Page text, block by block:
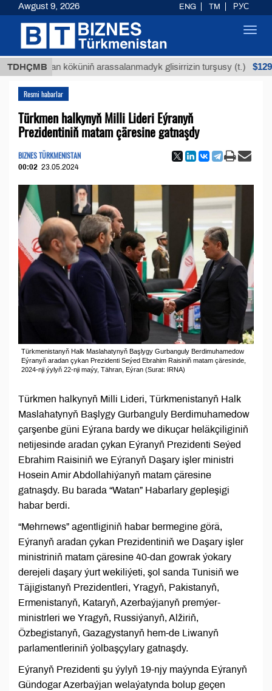
TDHÇMB
Buýan köküniň arassalanmadyk glisirrizin turşusy (t.) $12935,18
Resmi habarlar
Türkmen halkynyň Milli Lideri Eýranyň
Prezidentiniň matam çäresine gatnaşdy
BIZNES TÜRKMENISTAN
00:02 23.05.2024
Türkmenistanyň Halk Maslahatynyň Başlygy Gurbanguly Berdimuhamedow
Eýranyň aradan çykan Prezidenti Seýed Ebrahim Raisiniň matam çäresinde,
2024-nji ýylyň 22-nji maýy, Tähran, Eýran (Surat: IRNA)
Türkmen halkynyň Milli Lideri, Türkmenistanyň Halk
Maslahatynyň Başlygy Gurbanguly Berdimuhamedow
çarşenbe güni Eýrana bardy we dikuçar heläkçiliginiň
netijesinde aradan çykan Eýranyň Prezidenti Seýed
Ebrahim Raisiniň we Eýranyň Daşary işler ministri
Hosein Amir Abdollahiýanyň matam çäresine
gatnaşdy. Bu barada “Watan” Habarlary gepleşigi
habar berdi.
“Mehrnews” agentliginiň habar bermegine görä,
Eýranyň aradan çykan Prezidentiniň we Daşary işler
ministriniň matam çäresine 40-dan gowrak ýokary
derejeli daşary ýurt wekiliýeti, şol sanda Tunisiň we
Täjigistanyň Prezidentleri, Yragyň, Pakistanyň,
Ermenistanyň, Kataryň, Azerbaýjanyň premýer-
ministrleri we Yragyň, Russiýanyň, Alžiriň,
Özbegistanyň, Gazagystanyň hem-de Liwanyň
parlamentleriniň ýolbaşçylary gatnaşdy.
Eýranyň Prezidenti şu ýylyň 19-njy maýynda Eýranyň
Gündogar Azerbaýjan welaýatynda bolup geçen
Awgust 9, 2026 ENG TM РУС